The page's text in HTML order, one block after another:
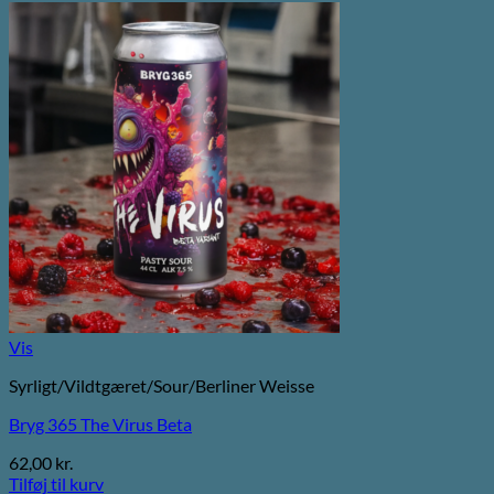
Vis
Syrligt/Vildtgæret/Sour/Berliner Weisse
Bryg 365 The Virus Beta
62,00 kr.
Tilføj til kurv